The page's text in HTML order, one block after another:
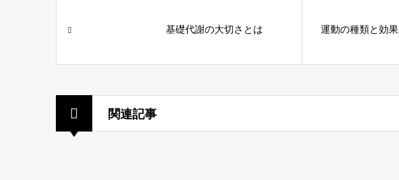
基礎代謝の大切さとは 運動の種類と効果
関連記事